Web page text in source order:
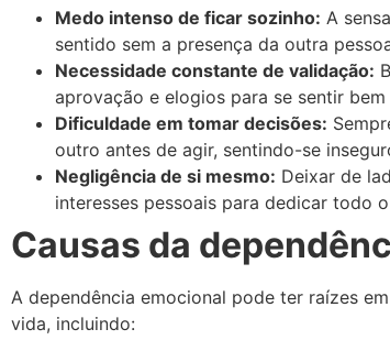
Medo intenso de ficar sozinho: A
sentido sem a presença da outra
Necessidade constante de validação:
aprovação e elogios para se sentir
Dificuldade em tomar decisões:
outro antes de agir, sentindo-se
Negligência de si mesmo: Deixar de
interesses pessoais para dedicar todo
Causas da
A dependência emocional pode ter raízes
vida, incluindo: